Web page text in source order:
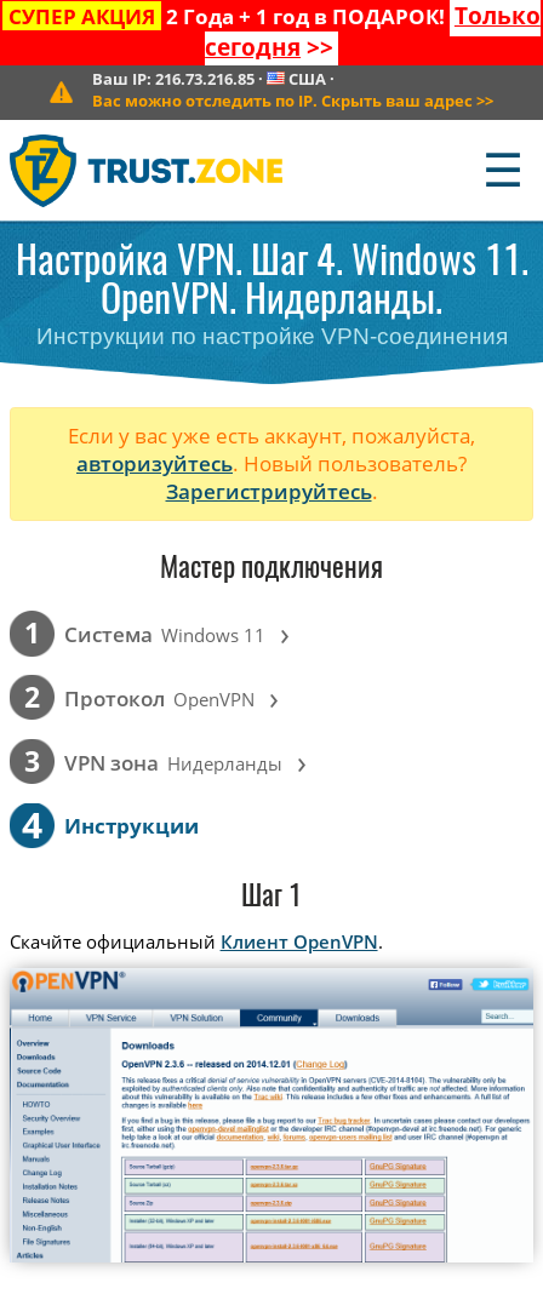
СУПЕР АКЦИЯ 2 Года + 1 год в ПОДАРОК! Только
сегодня >>
Ваш IP: 216.73.216.85· США·
Вас можно отследить по IP. Скрыть ваш адрес >>
☰
Настройка VPN. Шаг 4. Windows 11.
OpenVPN. Нидерланды.
Инструкции по настройке VPN-соединения
Если у вас уже есть аккаунт, пожалуйста,
авторизуйтесь. Новый пользователь?
Зарегистрируйтесь.
Мастер подключения
1 Cистема Windows 11 ›
2 Протокол OpenVPN ›
3 VPN зона Нидерланды ›
4 Инструкции
Шаг 1
Скачйте официальный Клиент OpenVPN.